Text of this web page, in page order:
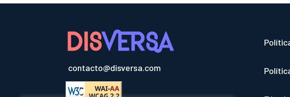
contacto@disversa.com